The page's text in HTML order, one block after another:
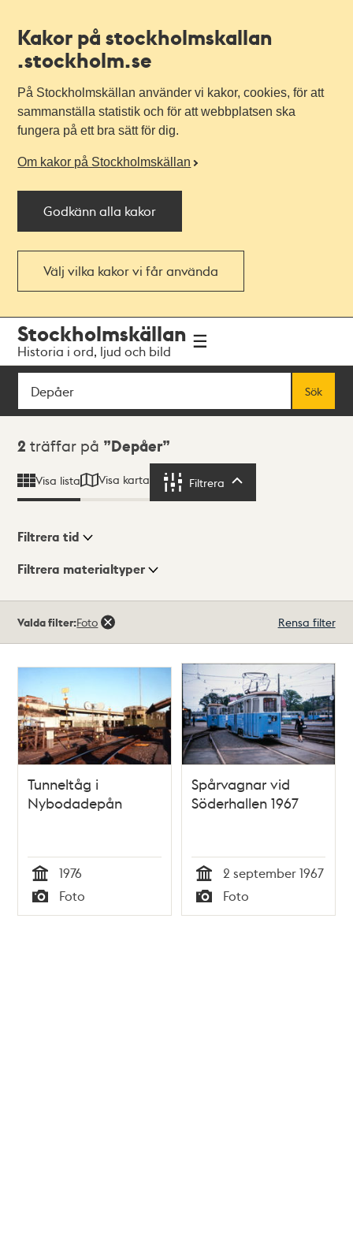
Kakor på stockholmskallan
.stockholm.se
På Stockholmskällan använder vi kakor, cookies, för att
sammanställa statistik och för att webbplatsen ska
fungera på ett bra sätt för dig.
Om kakor på Stockholmskällan
Godkänn alla kakor
Välj vilka kakor vi får använda
navigationen
huvudinnehållet
Stockholmskällan
Historia i ord, ljud och bild
Sök
Sök
Sökresultat
2 träffar på Depåer
Visa lista Visa karta Filtrera
Visningsläge
Filtrera tid
Filtrera materialtyper
träffar
Valda filter:Foto Rensa filter
Tunneltåg i
Nybodadepån
Tid
1976
Typ
Foto
Spårvagnar vid
Söderhallen 1967
Tid
2 september 1967
Typ
Foto